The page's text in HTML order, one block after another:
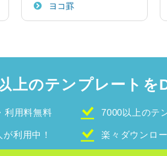
ヨコ罫
上のテンプレートを
利用料無料 7000以上のテ
利用中！ 楽々ダウンロー